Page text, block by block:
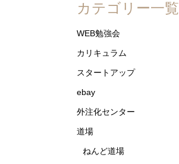
カテゴリー一覧
WEB勉強会
カリキュラム
スタートアップ
ebay
外注化センター
道場
ねんど道場